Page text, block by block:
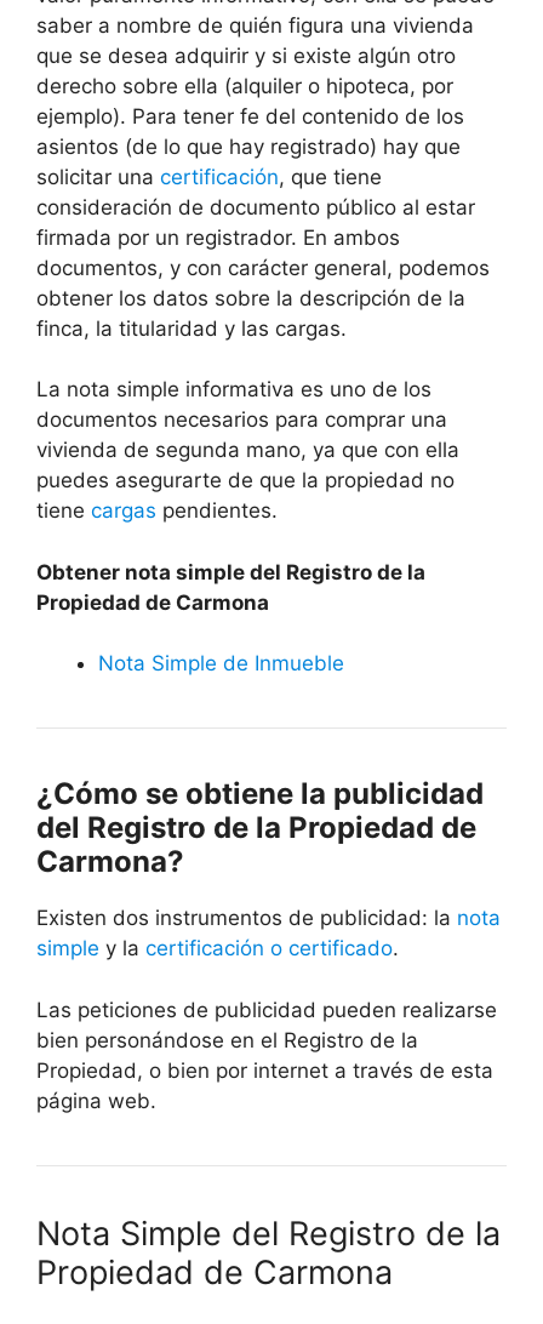
saber a nombre de quién figura una vivienda
que se desea adquirir y si existe algún otro
derecho sobre ella (alquiler o hipoteca, por
ejemplo). Para tener fe del contenido de los
asientos (de lo que hay registrado) hay que
solicitar una certificación, que tiene
consideración de documento público al estar
firmada por un registrador. En ambos
documentos, y con carácter general, podemos
obtener los datos sobre la descripción de la
finca, la titularidad y las cargas.
La nota simple informativa es uno de los
documentos necesarios para comprar una
vivienda de segunda mano, ya que con ella
puedes asegurarte de que la propiedad no
tiene cargas pendientes.
Obtener nota simple del Registro de la
Propiedad de Carmona
Nota Simple de Inmueble
¿Cómo se obtiene la publicidad
del Registro de la Propiedad de
Carmona?
Existen dos instrumentos de publicidad: la nota
simple y la certificación o certificado.
Las peticiones de publicidad pueden realizarse
bien personándose en el Registro de la
Propiedad, o bien por internet a través de esta
página web.
Nota Simple del Registro de la
Propiedad de Carmona